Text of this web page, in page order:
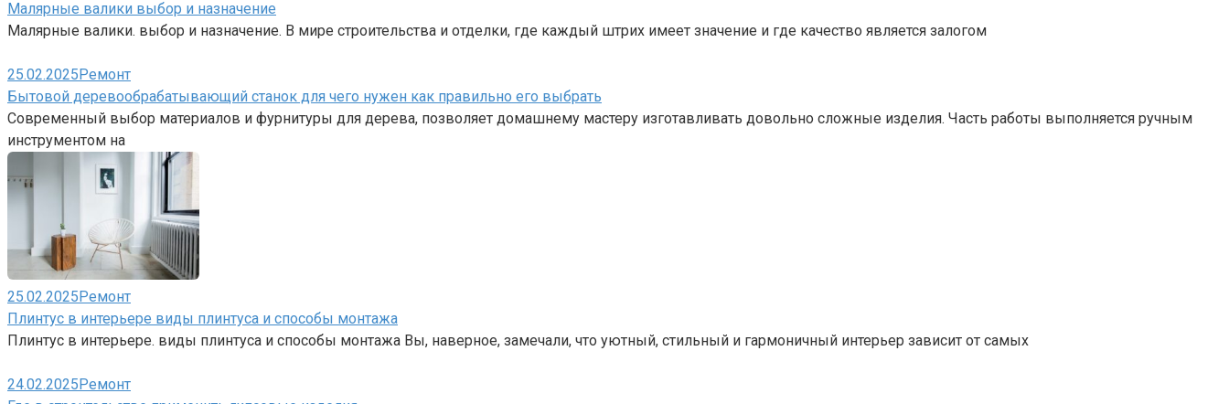
Малярные валики выбор и назначение
Малярные валики. выбор и назначение. В мире строительства и отделки, где каждый штрих имеет значение и где качество является залогом
25.02.2025Ремонт
Бытовой деревообрабатывающий станок для чего нужен как правильно его выбрать
Современный выбор материалов и фурнитуры для дерева, позволяет домашнему мастеру изготавливать довольно сложные изделия. Часть работы выполняется ручным
инструментом на
25.02.2025Ремонт
Плинтус в интерьере виды плинтуса и способы монтажа
Плинтус в интерьере. виды плинтуса и способы монтажа Вы, наверное, замечали, что уютный, стильный и гармоничный интерьер зависит от самых
24.02.2025Ремонт